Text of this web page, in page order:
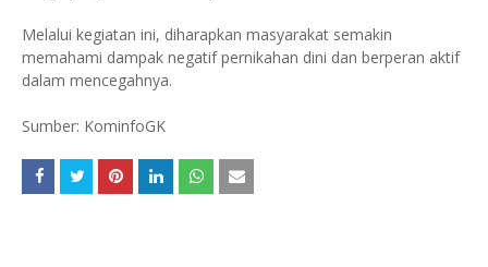
Melalui kegiatan ini, diharapkan masyarakat semakin
memahami dampak negatif pernikahan dini dan berperan aktif
dalam mencegahnya.
Sumber: KominfoGK